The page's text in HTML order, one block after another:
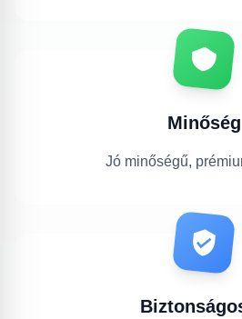
Minőség
Jó minőségű,